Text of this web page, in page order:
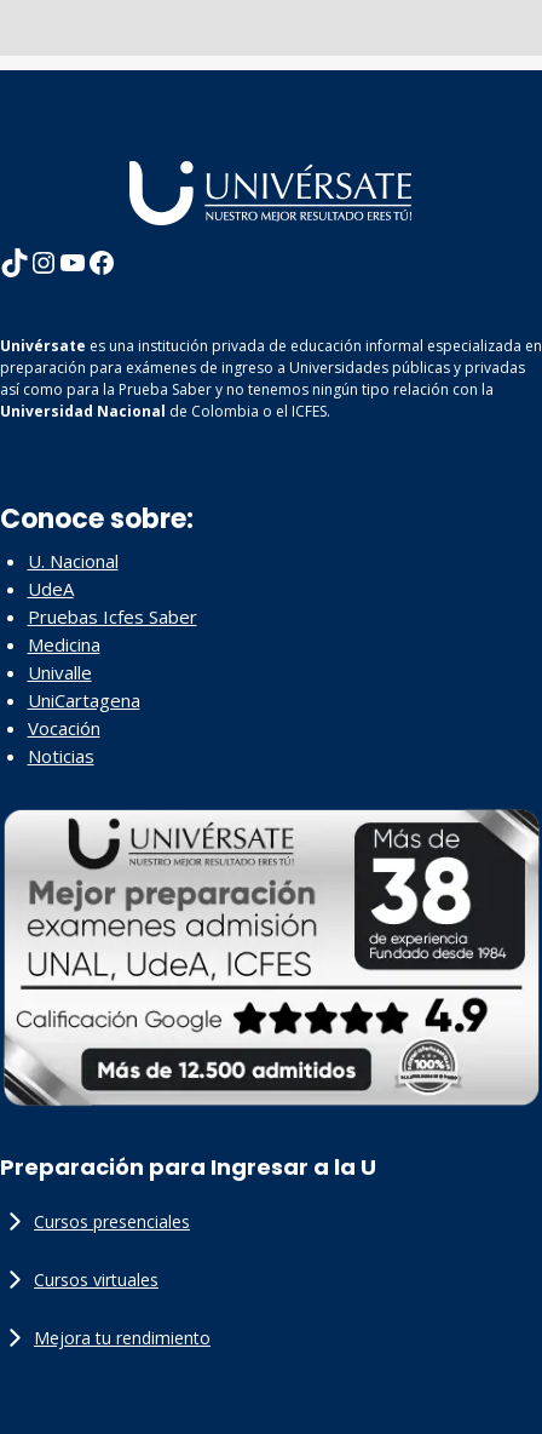
TikTok InstagramYouTube Facebook
Univérsate es una institución privada de educación informal especializada en
preparación para exámenes de ingreso a Universidades públicas y privadas
así como para la Prueba Saber y no tenemos ningún tipo relación con la
Universidad Nacional de Colombia o el ICFES.
Conoce sobre:
U. Nacional
UdeA
Pruebas Icfes Saber
Medicina
Univalle
UniCartagena
Vocación
Noticias
Preparación para Ingresar a la U
Cursos presenciales
Cursos virtuales
Mejora tu rendimiento